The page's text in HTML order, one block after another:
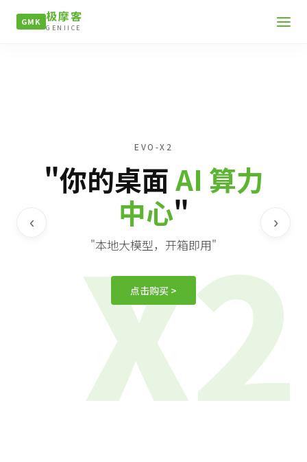
GMK 极摩客
GENIICE
X2
EVO-X2
"你的桌面AI 算力
中心"
"本地大模型，开箱即用"
点击购买 >
‹ ›